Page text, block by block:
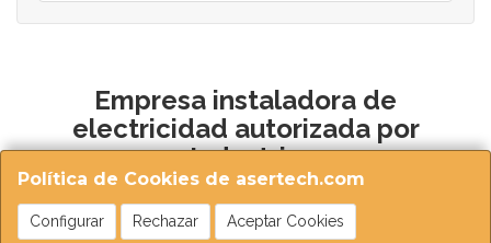
Política de Cookies de asertech.com
Configurar Rechazar Aceptar Cookies
Empresa instaladora de
electricidad autorizada por
Industria